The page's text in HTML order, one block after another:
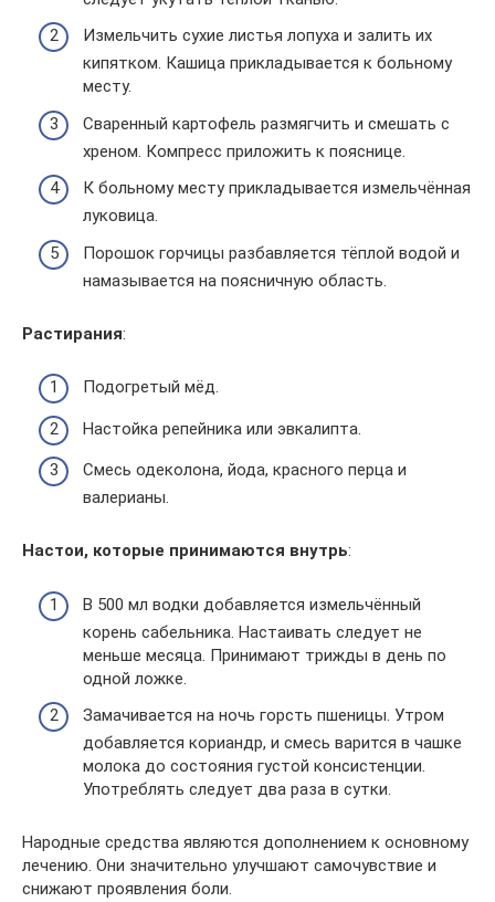
Измельчить сухие листья лопуха и залить их
кипятком. Кашица прикладывается к больному
месту.
Сваренный картофель размягчить и смешать с
хреном. Компресс приложить к пояснице.
К больному месту прикладывается измельчённая
луковица.
Порошок горчицы разбавляется тёплой водой и
намазывается на поясничную область.
Растирания:
Подогретый мёд.
Настойка репейника или эвкалипта.
Смесь одеколона, йода, красного перца и
валерианы.
Настои, которые принимаются внутрь:
В 500 мл водки добавляется измельчённый
корень сабельника. Настаивать следует не
меньше месяца. Принимают трижды в день по
одной ложке.
Замачивается на ночь горсть пшеницы. Утром
добавляется кориандр, и смесь варится в чашке
молока до состояния густой консистенции.
Употреблять следует два раза в сутки.
Народные средства являются дополнением к основному
лечению. Они значительно улучшают самочувствие и
снижают проявления боли.